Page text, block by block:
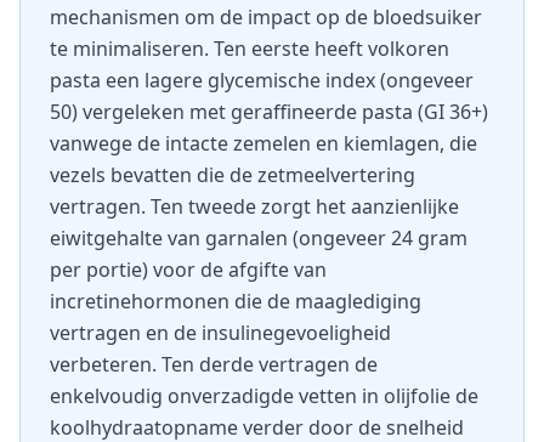
mechanismen om de impact op de bloedsuiker
te minimaliseren. Ten eerste heeft volkoren
pasta een lagere glycemische index (ongeveer
50) vergeleken met geraffineerde pasta (GI 36+)
vanwege de intacte zemelen en kiemlagen, die
vezels bevatten die de zetmeelvertering
vertragen. Ten tweede zorgt het aanzienlijke
eiwitgehalte van garnalen (ongeveer 24 gram
per portie) voor de afgifte van
incretinehormonen die de maaglediging
vertragen en de insulinegevoeligheid
verbeteren. Ten derde vertragen de
enkelvoudig onverzadigde vetten in olijfolie de
koolhydraatopname verder door de snelheid